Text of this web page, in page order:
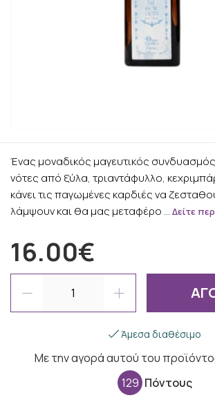
Ένας μοναδικός μαγευτικός
νότες από ξύλα, τριαντάφυλλο,
κάνει τις παγωμένες καρδιές να
λάμψουν και θα μας μεταφέρο … Δείτε
16.00€
Άμεσα διαθέσιμο
Με την αγορά αυτού του
129 Πόντους